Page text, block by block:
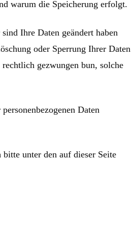
warum die Speicherung erfolgt.
Ihre Daten geändert haben
oder Sperrung Ihrer Daten
gezwungen bun, solche
Daten
unter den auf dieser Seite